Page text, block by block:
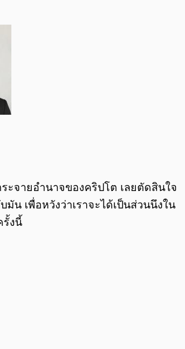
ะจายอำนาจของคริปโต เลยตัดสินใจ
น เพื่อหวังว่าเราจะได้เป็นส่วนนึงใน
รั้งนี้